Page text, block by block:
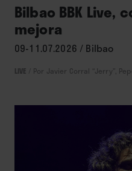
Bilbao BBK Live,
mejora
09-11.07.2026 / Bilbao
LIVE Por Javier Corral “Jerry”,